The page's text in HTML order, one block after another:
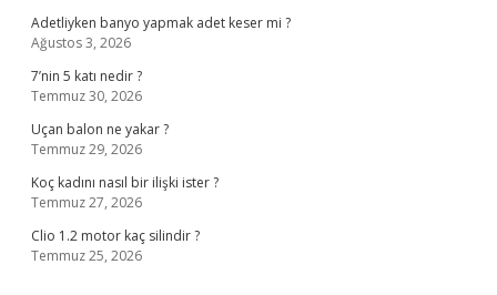
Adetliyken banyo yapmak adet keser mi ?
Ağustos 3, 2026
7’nin 5 katı nedir ?
Temmuz 30, 2026
Uçan balon ne yakar ?
Temmuz 29, 2026
Koç kadını nasıl bir ilişki ister ?
Temmuz 27, 2026
Clio 1.2 motor kaç silindir ?
Temmuz 25, 2026